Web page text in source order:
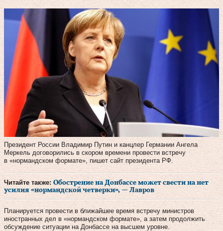
Президент России Владимир Путин и канцлер Германии Ангела
Меркель договорились в скором времени провести встречу
в «нормандском формате», пишет сайт президента РФ.
Читайте также: Обострение на Донбассе может свести на нет
усилия «нормандской четверки», — Лавров
Планируется провести в ближайшее время встречу министров
иностранных дел в «нормандском формате», а затем продолжить
обсуждение ситуации на Донбассе на высшем уровне.